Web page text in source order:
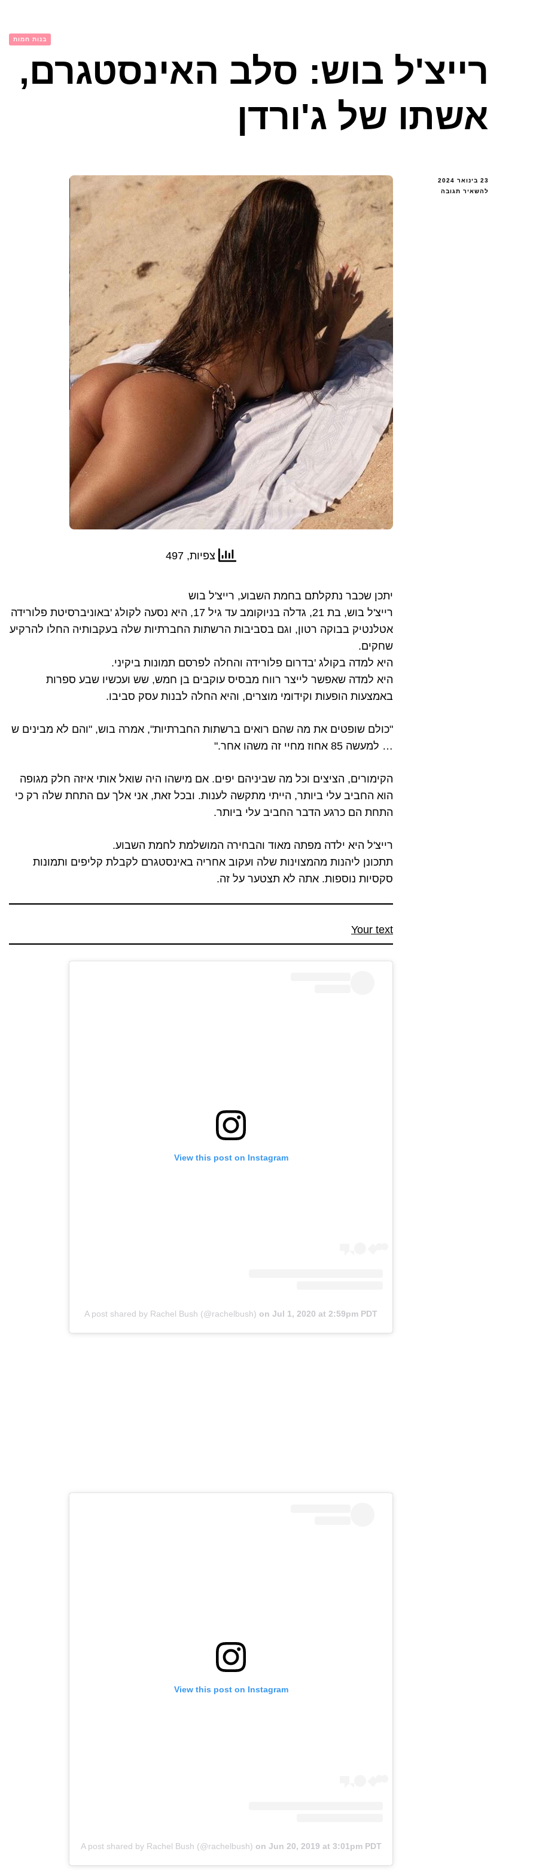
בנות חמות
רייצ'ל בוש: סלב האינסטגרם,
אשתו של ג'ורדן
23 בינואר 2024
להשאיר תגובהבנושא
צפיות, 497
יתכן שכבר נתקלתם בחמת השבוע, רייצ'ל בוש
רייצ'ל בוש, בת 21, גדלה בניוקומב עד גיל 17, היא נסעה לקולג 'באוניברסיטת פלורידה
אטלנטיק בבוקה רטון, וגם בסביבות הרשתות החברתיות שלה בעקבותיה החלו להרקיע
שחקים.
היא למדה בקולג 'בדרום פלורידה והחלה לפרסם תמונות ביקיני.
היא למדה שאפשר לייצר רווח מבסיס עוקבים בן חמש, שש ועכשיו שבע ספרות
באמצעות הופעות וקידומי מוצרים, והיא החלה לבנות עסק סביבו.
"כולם שופטים את מה שהם רואים ברשתות החברתיות", אמרה בוש, "והם לא מבינים ש
… למעשה 85 אחוז מחיי זה משהו אחר."
הקימורים, הציצים וכל מה שביניהם יפים. אם מישהו היה שואל אותי איזה חלק מגופה
הוא החביב עלי ביותר, הייתי מתקשה לענות. ובכל זאת, אני אלך עם התחת שלה רק כי
התחת הם כרגע הדבר החביב עלי ביותר.
רייצ'ל היא ילדה מפתה מאוד והבחירה המושלמת לחמת השבוע.
תתכונן ליהנות מהמצוינות שלה ועקוב אחריה באינסטגרם לקבלת קליפים ותמונות
סקסיות נוספות. אתה לא תצטער על זה.
Your text
View this post on Instagram
A post shared by Rachel Bush (@rachelbush) on Jul 1, 2020 at 2:59pm PDT
View this post on Instagram
A post shared by Rachel Bush (@rachelbush) on Jun 20, 2019 at 3:01pm PDT